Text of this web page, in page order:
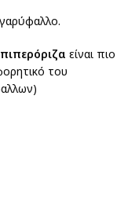
είναι πιο
του